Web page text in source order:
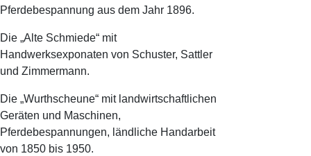
Pferdebespannung aus dem Jahr 1896.
Die „Alte Schmiede“ mit
Handwerksexponaten von Schuster, Sattler
und Zimmermann.
Die „Wurthscheune“ mit landwirtschaftlichen
Geräten und Maschinen,
Pferdebespannungen, ländliche Handarbeit
von 1850 bis 1950.